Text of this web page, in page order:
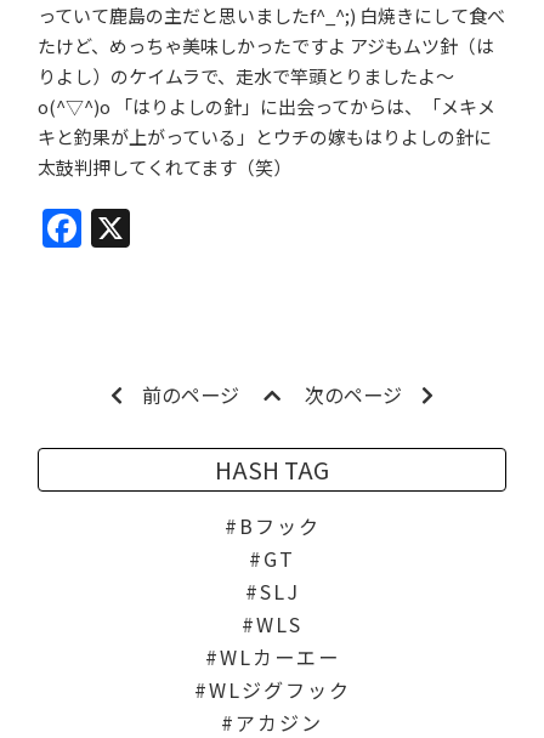
っていて鹿島の主だと思いましたf^_^;) 白焼きにして食べ
たけど、めっちゃ美味しかったですよ アジもムツ針（は
りよし）のケイムラで、走水で竿頭とりましたよ～
o(^▽^)o 「はりよしの針」に出会ってからは、「メキメ
キと釣果が上がっている」とウチの嫁もはりよしの針に
太鼓判押してくれてます（笑）
Facebook
前のページ 次のページ
HASH TAG
Bフック
GT
SLJ
WLS
WLカーエー
WLジグフック
アカジン